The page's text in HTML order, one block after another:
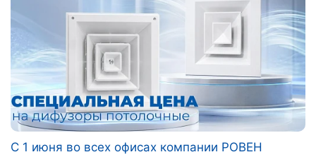
С 1 июня во всех офисах компании РОВЕН